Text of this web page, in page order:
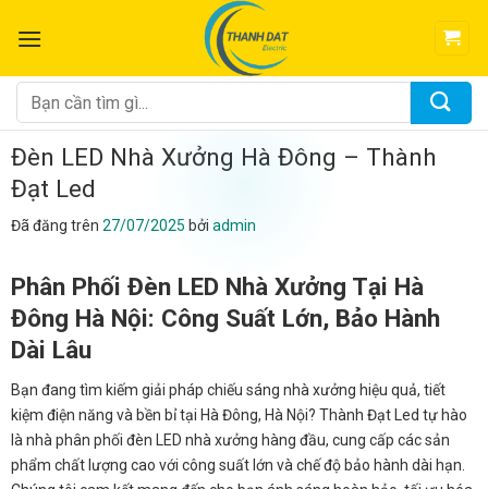
đến
dung
Tìm
kiếm:
Đèn LED Nhà Xưởng Hà Đông – Thành
Đạt Led
Đã đăng trên 27/07/2025 bởi admin
Phân Phối Đèn LED Nhà Xưởng Tại Hà
Đông Hà Nội: Công Suất Lớn, Bảo Hành
Dài Lâu
Bạn đang tìm kiếm giải pháp chiếu sáng nhà xưởng hiệu quả, tiết
kiệm điện năng và bền bỉ tại Hà Đông, Hà Nội? Thành Đạt Led tự hào
là nhà phân phối đèn LED nhà xưởng hàng đầu, cung cấp các sản
phẩm chất lượng cao với công suất lớn và chế độ bảo hành dài hạn.